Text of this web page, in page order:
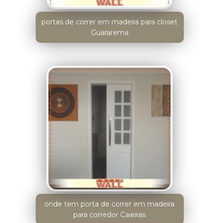
portas de correr em madeira para closet
Guararema
onde tem porta de correr em madeira
para corredor Caieiras